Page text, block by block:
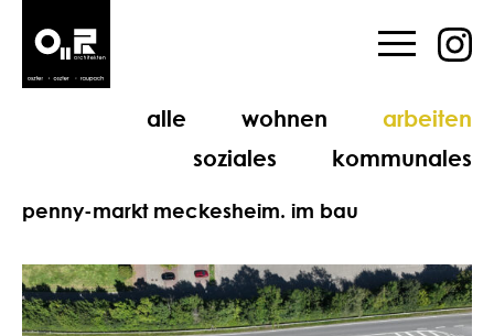
alle wohnen
arbeiten
soziales
kommunales
penny-markt meckesheim. im bau